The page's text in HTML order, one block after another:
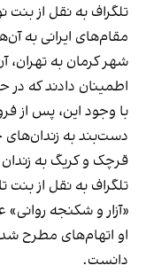
تلگراف به نقل از
مقام‌های ایرانی به
شهر کرمان به تهران،
اطمینان دادند که
با وجود این، پس از
دست‌بند به زندان‌های
قرچک و کریگ به
تلگراف به نقل از بنت
«آزار و شکنجه
او اتهام‌های مطرح
دانست.